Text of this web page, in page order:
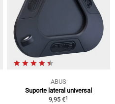
ABUS
Suporte lateral universal
9,95 €1